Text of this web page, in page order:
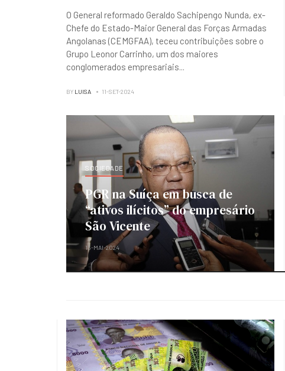
O General reformado Geraldo Sachipengo Nunda, ex-
Chefe do Estado-Maior General das Forças Armadas
Angolanas (CEMGFAA), teceu contribuições sobre o
Grupo Leonor Carrinho, um dos maiores
conglomerados empresariais
BY LUISA 11-SET-2024
SOCIEDADE
PGR na Suíça em busca de
“ativos ilícitos” do empresário
São Vicente
13-MAI-2024